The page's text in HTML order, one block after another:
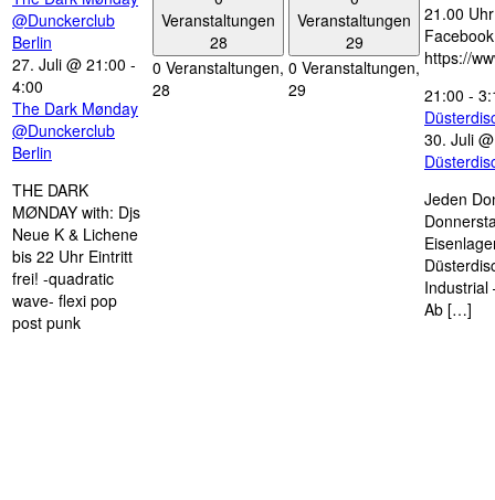
@Dunckerclub
Berlin
27. Juli @ 21:00 -
4:00
The Dark Mønday
@Dunckerclub
Berlin
THE DARK
MØNDAY with: Djs
Neue K & Lichene
bis 22 Uhr Eintritt
frei! -quadratic
wave- flexi pop
post punk
Veranstaltungen
28
0 Veranstaltungen,
28
Veranstaltungen
29
0 Veranstaltungen,
29
21.00
https://
21:00 -
30. Juli
Jeden
Industrial
Ab […]